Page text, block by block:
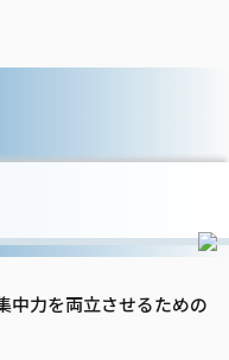
中力を両立させるための